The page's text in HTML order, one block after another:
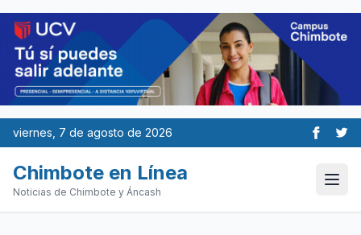
viernes, 7 de agosto de 2026
Chimbote en Línea
Noticias de Chimbote y Áncash